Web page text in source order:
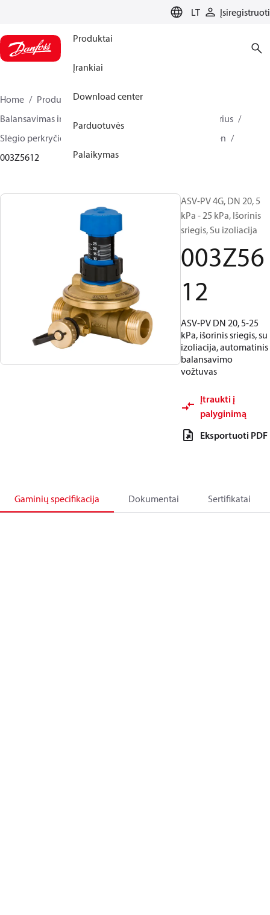
LT Įsiregistruoti
Produktai
Įrankiai
Download center
Parduotuvės
Palaikymas
Home Produktai
Climate Solutions for heating
Balansavimas ir valdymas
Slėgio perkryčio reguliatorius
Slėgio perkryčio reguliatoriai
ASV-PV 4 gen
003Z5612
ASV-PV 4G, DN 20, 5
kPa - 25 kPa, Išorinis
sriegis, Su izoliacija
003Z56
12
ASV-PV DN 20, 5-25
kPa, išorinis sriegis, su
izoliacija, automatinis
balansavimo
vožtuvas
Įtraukti į
palyginimą
Eksportuoti PDF
Gaminių specifikacija Dokumentai Sertifikatai